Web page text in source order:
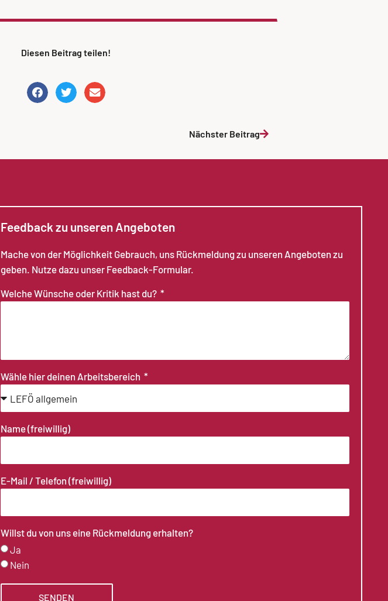
Diesen Beitrag teilen!
Nächster Beitrag
Feedback zu unseren Angeboten
Mache von der Möglichkeit Gebrauch, uns Rückmeldung zu unseren Angeboten zu
geben. Nutze dazu unser Feedback-Formular.
Welche Wünsche oder Kritik hast du?
Wähle hier deinen Arbeitsbereich
Name (freiwillig)
E-Mail / Telefon (freiwillig)
Willst du von uns eine Rückmeldung erhalten?
Ja
Nein
SENDEN